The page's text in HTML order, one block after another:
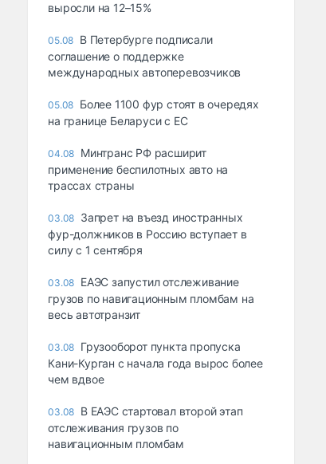
выросли на 12–15%
05.08 В Петербурге подписали
соглашение о поддержке
международных автоперевозчиков
05.08 Более 1100 фур стоят в очередях
на границе Беларуси с ЕС
04.08 Минтранс РФ расширит
применение беспилотных авто на
трассах страны
03.08 Запрет на въезд иностранных
фур-должников в Россию вступает в
силу с 1 сентября
03.08 ЕАЭС запустил отслеживание
грузов по навигационным пломбам на
весь автотранзит
03.08 Грузооборот пункта пропуска
Кани-Курган с начала года вырос более
чем вдвое
03.08 В ЕАЭС стартовал второй этап
отслеживания грузов по
навигационным пломбам